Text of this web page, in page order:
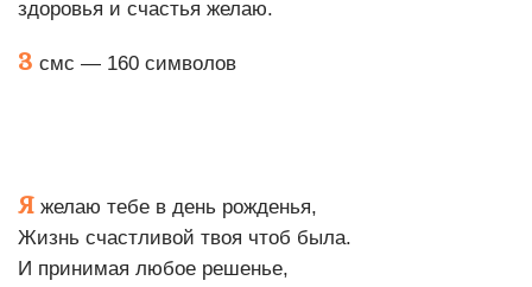
здоровья и счастья желаю.
3 смс — 160 символов
Я желаю тебе в день рожденья,
Жизнь счастливой твоя чтоб была.
И принимая любое решенье,